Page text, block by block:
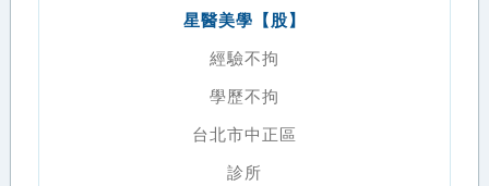
星醫美學【股】
經驗不拘
學歷不拘
台北市中正區
診所